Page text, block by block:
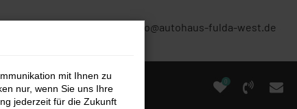
info@autohaus-fulda-west.de
0
mit Ihnen zu
nur, wenn Sie uns Ihre
jederzeit für die Zukunft